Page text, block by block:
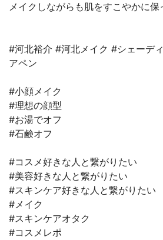
メイクしながらも肌をすこやかに
#河北裕介 #河北メイク #シェーデ
アペン
#小顔メイク
#理想の顔型
#お湯でオフ
#石鹸オフ
#コスメ好きな人と繋がりたい
#美容好きな人と繋がりたい
#スキンケア好きな人と繋がりたい
#メイク
#スキンケアオタク
#コスメレポ